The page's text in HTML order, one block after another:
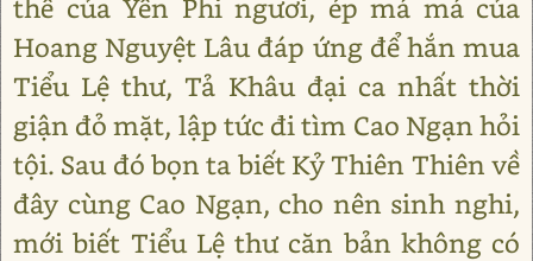
thế của Yến Phi ngươi, ép má má của
Hoang Nguyệt Lâu đáp ứng để hắn mua
Tiểu Lệ thư, Tả Khâu đại ca nhất thời
giận đỏ mặt, lập tức đi tìm Cao Ngạn hỏi
tội. Sau đó bọn ta biết Kỷ Thiên Thiên về
đây cùng Cao Ngạn, cho nên sinh nghi,
mới biết Tiểu Lệ thư căn bản không có